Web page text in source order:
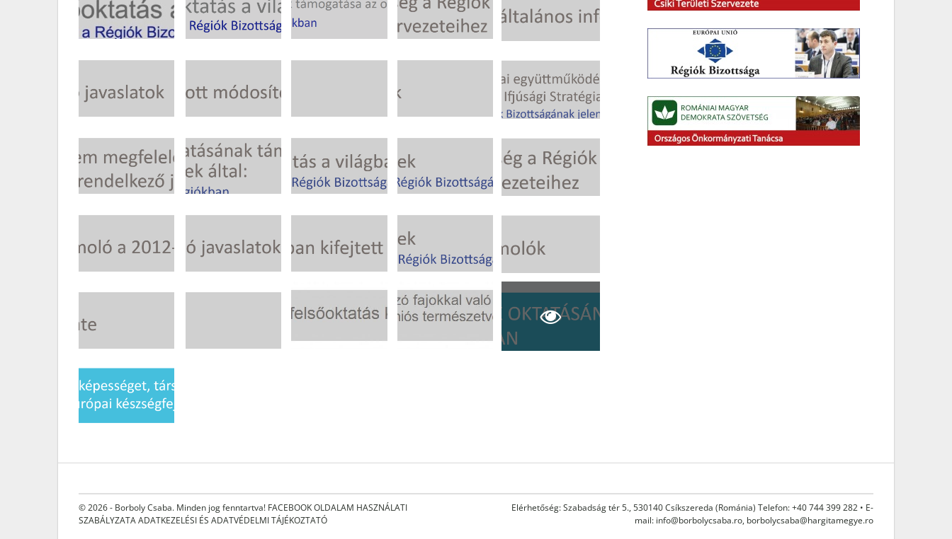
© 2026 - Borboly Csaba. Minden jog fenntartva! FACEBOOK OLDALAM HASZNÁLATI
SZABÁLYZATAADATKEZELÉSI ÉS ADATVÉDELMI TÁJÉKOZTATÓ
Elérhetőség: Szabadság tér 5., 530140 Csíkszereda (Románia) Telefon: +40 744 399 282 • E-
mail: info@borbolycsaba.ro, borbolycsaba@hargitamegye.ro